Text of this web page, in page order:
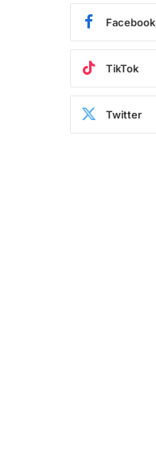
Facebook
TikTok
Twitter